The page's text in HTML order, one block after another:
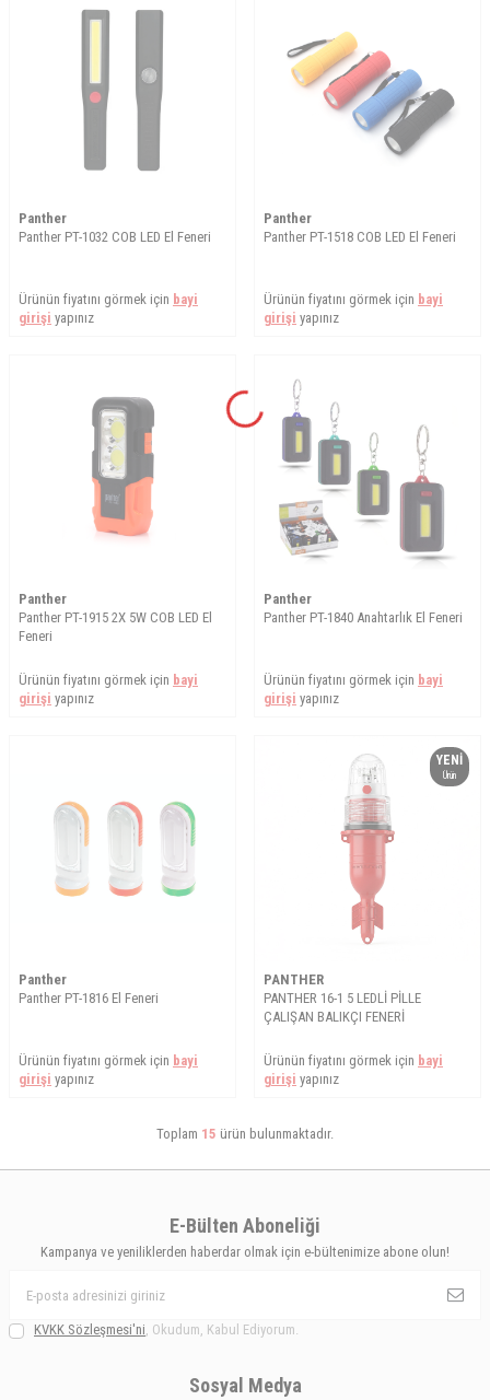
Panther
Panther PT-1032 COB LED El Feneri
Ürünün fiyatını görmek için bayi
girişi yapınız
Panther
Panther PT-1518 COB LED El Feneri
Ürünün fiyatını görmek için bayi
girişi yapınız
Panther
Panther PT-1915 2X 5W COB LED El
Feneri
Ürünün fiyatını görmek için bayi
girişi yapınız
Panther
Panther PT-1840 Anahtarlık El Feneri
Ürünün fiyatını görmek için bayi
girişi yapınız
Panther
Panther PT-1816 El Feneri
Ürünün fiyatını görmek için bayi
girişi yapınız
YENI
Ürün
PANTHER
PANTHER 16-1 5 LEDLİ PİLLE
ÇALIŞAN BALIKÇI FENERİ
Ürünün fiyatını görmek için bayi
girişi yapınız
Toplam 15 ürün bulunmaktadır.
E-Bülten Aboneliği
Kampanya ve yeniliklerden haberdar olmak için e-bültenimize abone olun!
KVKK Sözleşmesi'ni, Okudum, Kabul Ediyorum.
Sosyal Medya